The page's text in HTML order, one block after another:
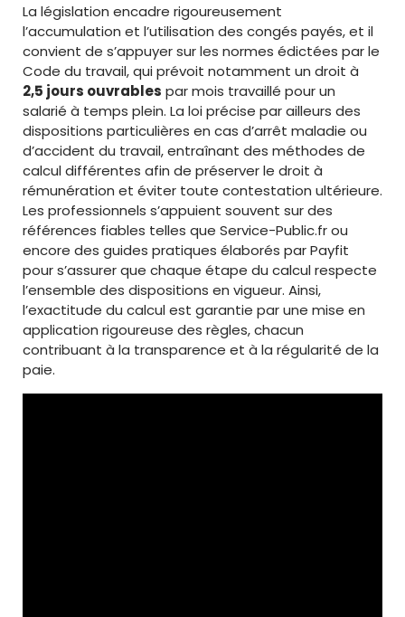
La législation encadre rigoureusement
l’accumulation et l’utilisation des congés payés, et il
convient de s’appuyer sur les normes édictées par le
Code du travail, qui prévoit notamment un droit à
2,5 jours ouvrables par mois travaillé pour un
salarié à temps plein. La loi précise par ailleurs des
dispositions particulières en cas d’arrêt maladie ou
d’accident du travail, entraînant des méthodes de
calcul différentes afin de préserver le droit à
rémunération et éviter toute contestation ultérieure.
Les professionnels s’appuient souvent sur des
références fiables telles que Service-Public.fr ou
encore des guides pratiques élaborés par Payfit
pour s’assurer que chaque étape du calcul respecte
l’ensemble des dispositions en vigueur. Ainsi,
l’exactitude du calcul est garantie par une mise en
application rigoureuse des règles, chacun
contribuant à la transparence et à la régularité de la
paie.